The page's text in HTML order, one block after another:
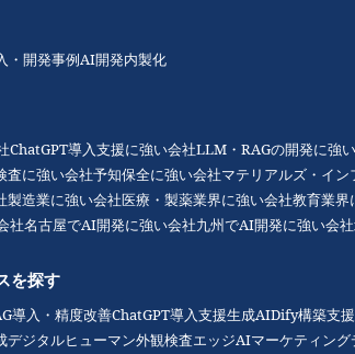
・開発事例AI開発内製化
ChatGPT導入支援に強い会社LLM・RAGの開発に強
査に強い会社予知保全に強い会社マテリアルズ・イ
製造業に強い会社医療・製薬業界に強い会社教育業界
社名古屋でAI開発に強い会社九州でAI開発に強い会社
を探す
導入・精度改善ChatGPT導入支援生成AIDify構築支援
デジタルヒューマン外観検査エッジAIマーケティング